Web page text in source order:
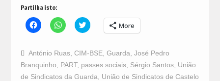
Partilha isto:
Click
to
Facebook
(Opens
new
window)
Click
to
WhatsApp
(Opens
in
new
window)
Click
to
Twitter
(Opens
new
window)
More
António Ruas, CIM-BSE, Guarda José Pedro
Branquinho
PART, passes sociais, Sérgio Santos, União
de Sindicatos da Guarda
União de Sindicatos de Castelo